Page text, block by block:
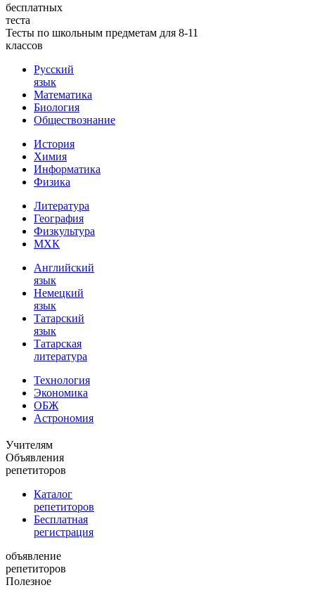
бесплатных
теста
Тесты по школьным предметам для 8-11
классов
Русский
язык
Математика
Биология
Обществознание
История
Химия
Информатика
Физика
Литература
География
Физкультура
МХК
Английский
язык
Немецкий
язык
Татарский
язык
Татарская
литература
Технология
Экономика
ОБЖ
Астрономия
Учителям
Объявления
репетиторов
Каталог
репетиторов
Бесплатная
регистрация
объявление
репетиторов
Полезное